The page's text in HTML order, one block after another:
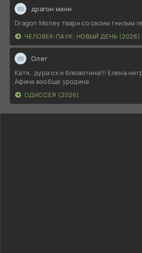
драгон мани
Dragon Money твари со своим гнилым
ЧЕЛОВЕК-ПАУК: НОВЫЙ ДЕНЬ (2026)
Олег
Катя, дура ох и блювотина!!! Елена
Афина вообще уродина
ОДИССЕЯ (2026)